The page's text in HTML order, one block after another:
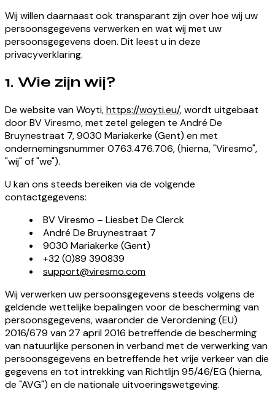
Wij willen daarnaast ook transparant zijn over hoe wij uw
persoonsgegevens verwerken en wat wij met uw
persoonsgegevens doen. Dit leest u in deze
privacyverklaring.
1. Wie zijn wij?
De website van Woyti,https://woyti.eu/, wordt uitgebaat
door BV Viresmo, met zetel gelegen te André De
Bruynestraat 7, 9030 Mariakerke (Gent) en met
ondernemingsnummer 0763.476.706, (hierna, "Viresmo",
"wij" of "we").
U kan ons steeds bereiken via de volgende
contactgegevens:
BV Viresmo – Liesbet De Clerck
André De Bruynestraat 7
9030 Mariakerke (Gent)
+32 (0)89 390839
support@viresmo.com
Wij verwerken uw persoonsgegevens steeds volgens de
geldende wettelijke bepalingen voor de bescherming van
persoonsgegevens, waaronder de Verordening (EU)
2016/679 van 27 april 2016 betreffende de bescherming
van natuurlijke personen in verband met de verwerking van
persoonsgegevens en betreffende het vrije verkeer van die
gegevens en tot intrekking van Richtlijn 95/46/EG (hierna,
de "AVG") en de nationale uitvoeringswetgeving.